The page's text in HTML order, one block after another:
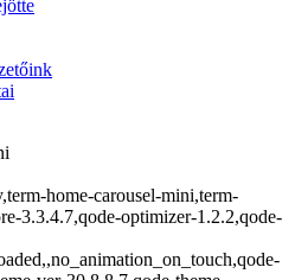
home-carousel-mini,term-
3.3.4.7,qode-optimizer-1.2.2,qode-